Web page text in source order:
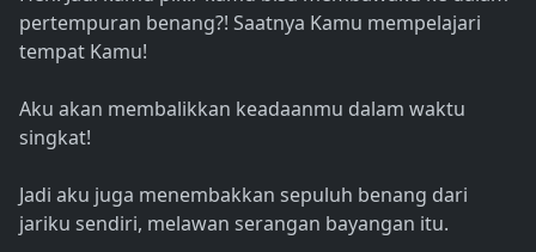
pertempuran benang?! Saatnya Kamu mempelajari
tempat Kamu!
Aku akan membalikkan keadaanmu dalam waktu
singkat!
Jadi aku juga menembakkan sepuluh benang dari
jariku sendiri, melawan serangan bayangan itu.